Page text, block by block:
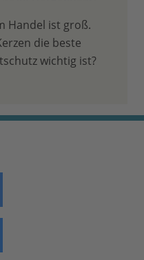
Handel ist groß.
die beste
wichtig ist?